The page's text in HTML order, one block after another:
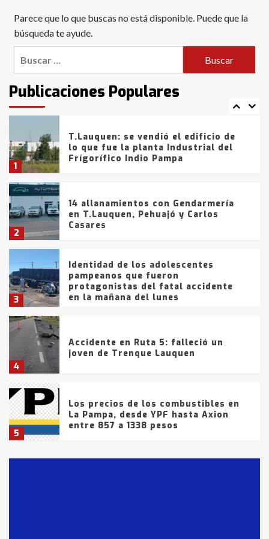
Parece que lo que buscas no está disponible. Puede que la
búsqueda te ayude.
Publicaciones Populares
6
con lluvias y heladas, en gran parte
de la provincia
intentaron evadir a la Policía
fueron detenidos por
comercialización de drogas en la
tarde del sábado
1
T.Lauquen: se vendió el edificio de
lo que fue la planta Industrial del
Frígorífico Indio Pampa
2
14 allanamientos con Gendarmería
en T.Lauquen, Pehuajó y Carlos
Casares
3
Identidad de los adolescentes
pampeanos que fueron
protagonistas del fatal accidente
en la mañana del lunes
4
Accidente en Ruta 5: falleció un
joven de Trenque Lauquen
5
Los precios de los combustibles en
La Pampa, desde YPF hasta Axion
entre 857 a 1338 pesos